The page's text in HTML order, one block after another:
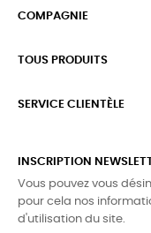
COMPAGNIE
TOUS PRODUITS
SERVICE CLIENTÈLE
INSCRIPTION
Vous pouvez vous
pour cela nos
d'utilisation du site.